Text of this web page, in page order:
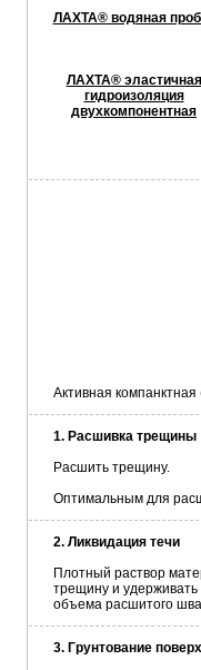
ЛАХТА® водяная
ЛАХТА® эластичная
гидроизоляция
двухкомпонентная
Активная
1. Расшивка трещины
Расшить трещину.
Оптимальным для
2. Ликвидация течи
Плотный раствор
трещину и удерживать
объема расшитого
3. Грунтование